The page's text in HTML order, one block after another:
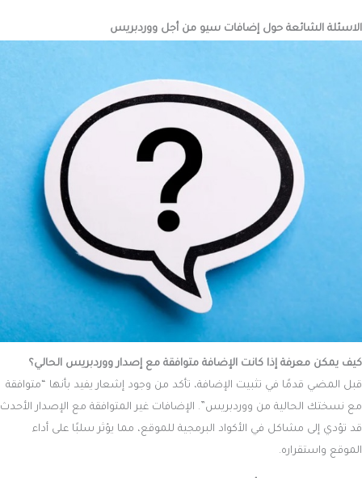
الاسئلة الشائعة حول إضافات سيو من أجل ووردبريس
كيف يمكن معرفة إذا كانت الإضافة متوافقة مع إصدار ووردبريس الحالي؟
قبل المضي قدمًا في تثبيت الإضافة، تأكد من وجود إشعار يفيد بأنها “متوافقة
مع نسختك الحالية من ووردبريس”. الإضافات غير المتوافقة مع الإصدار الأحدث
قد تؤدي إلى مشاكل في الأكواد البرمجية للموقع، مما يؤثر سلبًا على أداء
الموقع واستقراره.